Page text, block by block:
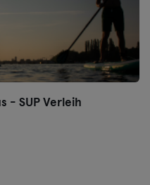
- SUP Verleih